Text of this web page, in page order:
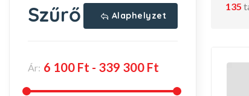
135
Szűrő Alaphelyzet
Ár: